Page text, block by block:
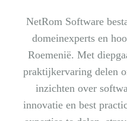
NetRom Software
domeinexperts en
Roemenië. Met
praktijkervaring delen
inzichten over
innovatie en best